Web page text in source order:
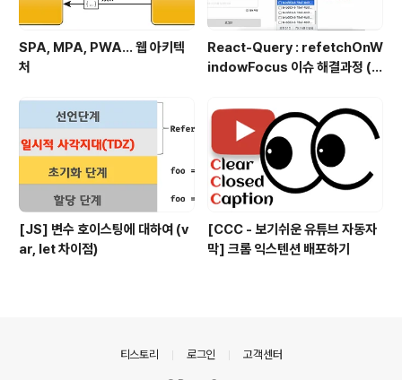
SPA, MPA, PWA… 웹 아키텍
처
React-Query : refetchOnW
indowFocus 이슈 해결과정 (f
[JS] 변수 호이스팅에 대하여 (v
ar, let 차이점)
[CCC - 보기쉬운 유튜브 자동자
막] 크롬 익스텐션 배포하기
티스토리 로그인 고객센터